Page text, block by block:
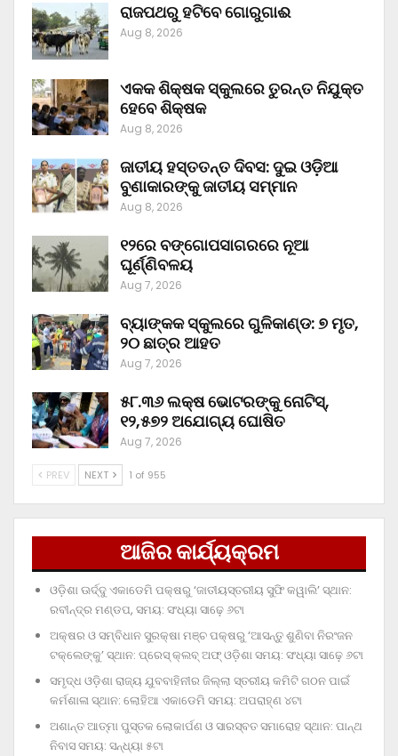
ରାଜପଥରୁ ହଟିବେ ଗୋରୁଗାଈ
Aug 8, 2026
ଏକକ ଶିକ୍ଷକ ସ୍କୁଲରେ ତୁରନ୍ତ ନିଯୁକ୍ତ
ହେବେ ଶିକ୍ଷକ
Aug 8, 2026
ଜାତୀୟ ହସ୍ତତନ୍ତ ଦିବସ: ଦୁଇ ଓଡ଼ିଆ
ବୁଣାକାରଙ୍କୁ ଜାତୀୟ ସମ୍ମାନ
Aug 8, 2026
୧୨ରେ ବଙ୍ଗୋପସାଗରରେ ନୂଆ
ଘୂର୍ଣ୍ଣିବଳୟ
Aug 7, 2026
ବ୍ୟାଙ୍କକ ସ୍କୁଲରେ ଗୁଳିକାଣ୍ଡ: ୭ ମୃତ,
୨୦ ଛାତ୍ର ଆହତ
Aug 7, 2026
୫୮.୩୬ ଲକ୍ଷ ଭୋଟରଙ୍କୁ ନୋଟିସ୍‌,
୧୨,୫୭୨ ଅଯୋଗ୍ୟ ଘୋଷିତ
Aug 7, 2026
PREV NEXT 1 of 955
ଆଜିର କାର୍ଯ୍ୟକ୍ରମ
ଓଡ଼ିଶା ଊର୍ଦ୍ଦୁ ଏକାଡେମି ପକ୍ଷରୁ ‘ଜାତୀୟସ୍ତରୀୟ ସୁଫି କୱାଲି’ ସ୍ଥାନ:
ରବୀନ୍ଦ୍ର ମଣ୍ଡପ, ସମୟ: ସଂଧ୍ୟା ସାଢ଼େ ୬ଟା
ଅକ୍ଷର ଓ ସମ୍ବିଧାନ ସୁରକ୍ଷା ମଞ୍ଚ ପକ୍ଷରୁ ‘ଆସନ୍ତୁ ଶୁଣିବା ନିରଂଜନ
ଟକ୍‌ଲେଙ୍କୁ’ ସ୍ଥାନ: ପ୍ରେସ୍‌ କ୍ଲବ୍‌ ଅଫ୍‌ ଓଡ଼ିଶା ସମୟ: ସଂଧ୍ୟା ସାଢ଼େ ୬ଟା
ସମୃଦ୍ଧ ଓଡ଼ିଶା ରାଜ୍ୟ ଯୁବବାହିନୀର ଜିଲ୍ଲା ସ୍ତରୀୟ କମିଟି ଗଠନ ପାଇଁ
କର୍ମଶାଳା ସ୍ଥାନ: ଲୋହିଆ ଏକାଡେମି ସମୟ: ଅପରାହ୍‌ଣ ୪ଟା
ଅଶାନ୍ତ ଆତ୍ମା ପୁସ୍ତକ ଲୋକାର୍ପଣ ଓ ସାରସ୍ବତ ସମାରୋହ ସ୍ଥାନ: ପାନ୍ଥ
ନିବାସ ସମୟ: ସନ୍ଧ୍ୟା ୫ଟା